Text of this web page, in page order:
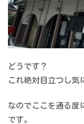
どうです？
これ絶対目立つし気
なのでここを通る度
です。